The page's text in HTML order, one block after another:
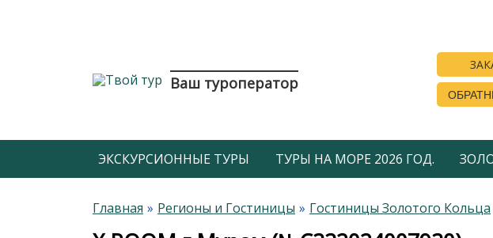
Ваш туроператор
ЭКСКУРСИОННЫЕ ТУРЫ ТУРЫ НА МОРЕ 2026 ГОД.
Главная Регионы и Гостиницы Гостиницы Золотого Кольца